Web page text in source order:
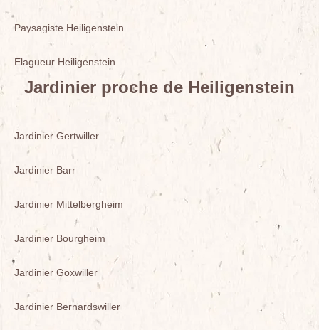
Paysagiste Heiligenstein
Elagueur Heiligenstein
Jardinier proche de Heiligenstein
Jardinier Gertwiller
Jardinier Barr
Jardinier Mittelbergheim
Jardinier Bourgheim
Jardinier Goxwiller
Jardinier Bernardswiller